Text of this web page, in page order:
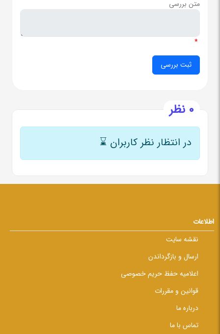
متن بررسی
*
0 نظر
در انتظار نظر کاربران ⌛
اطلاعات
نقشه سایت
ارسال و بازگرداندن
اعلامیه حفظ حریم خصوصی
قوانین و مقررات
درباره ما
تماس با ما